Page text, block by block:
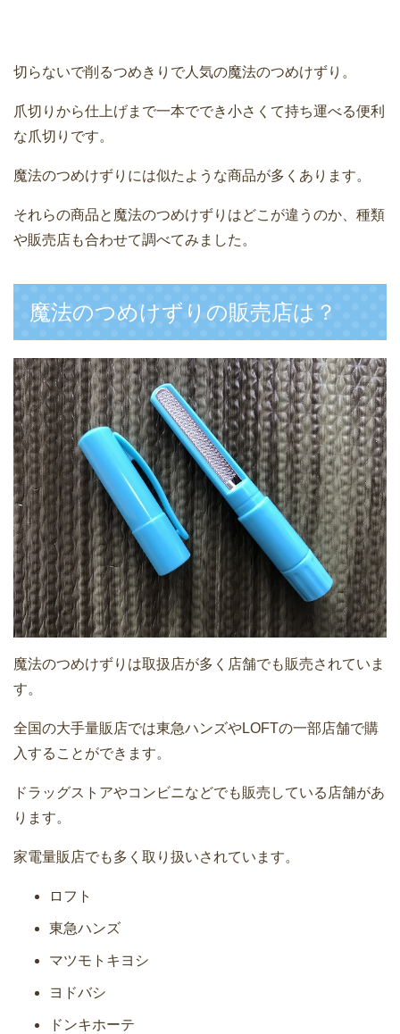
切らないで削るつめきりで人気の魔法のつめけずり。
爪切りから仕上げまで一本ででき小さくて持ち運べる便利
な爪切りです。
魔法のつめけずりには似たような商品が多くあります。
それらの商品と魔法のつめけずりはどこが違うのか、種類
や販売店も合わせて調べてみました。
魔法のつめけずりの販売店は？
魔法のつめけずりは取扱店が多く店舗でも販売されていま
す。
全国の大手量販店では東急ハンズやLOFTの一部店舗で購
入することができます。
ドラッグストアやコンビニなどでも販売している店舗があ
ります。
家電量販店でも多く取り扱いされています。
ロフト
東急ハンズ
マツモトキヨシ
ヨドバシ
ドンキホーテ